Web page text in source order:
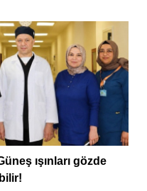
ışınları gözde